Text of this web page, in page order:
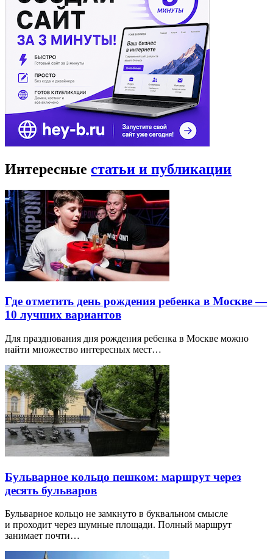
Интересные статьи и публикации
Где отметить день рождения ребенка в Москве —
10 лучших вариантов
Для празднования дня рождения ребенка в Москве можно
найти множество интересных мест…
Бульварное кольцо пешком: маршрут через
десять бульваров
Бульварное кольцо не замкнуто в буквальном смысле
и проходит через шумные площади. Полный маршрут
занимает почти…